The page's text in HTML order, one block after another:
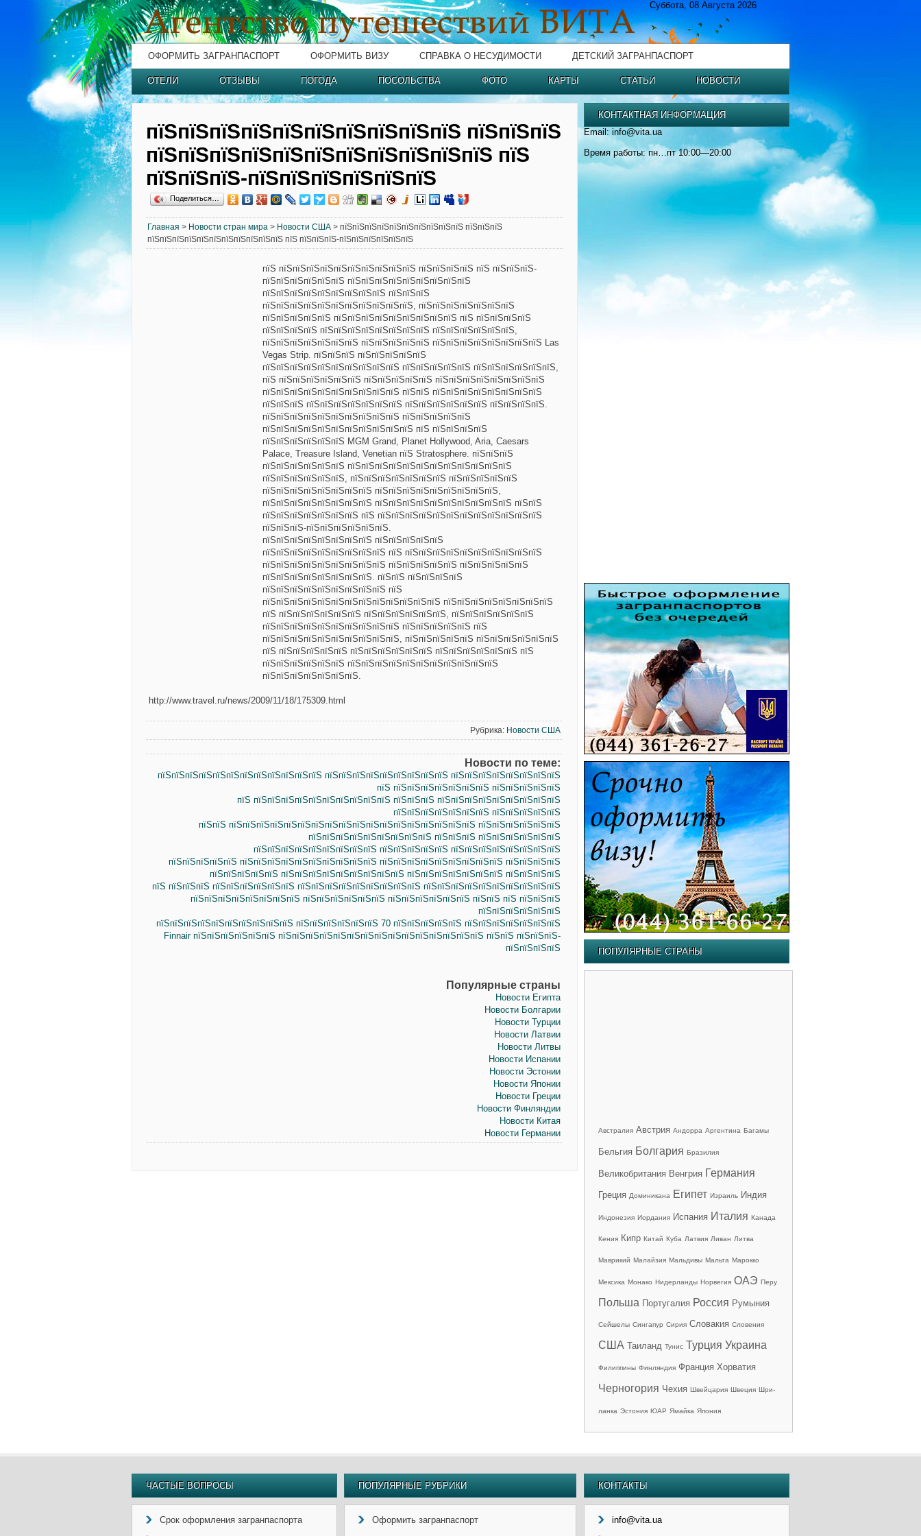
Суббота, 08 Августа 2026
ОФОРМИТЬ ЗАГРАНПАСПОРТ ОФОРМИТЬ ВИЗУ СПРАВКА О НЕСУДИМОСТИ ДЕТСКИЙ ЗАГРАНПАСПОРТ
ОТЕЛИ ОТЗЫВЫ ПОГОДА ПОСОЛЬСТВА ФОТО КАРТЫ СТАТЬИ НОВОСТИ
пїЅпїЅпїЅпїЅпїЅпїЅпїЅпїЅпїЅпїЅ пїЅпїЅпїЅ
пїЅпїЅпїЅпїЅпїЅпїЅпїЅпїЅпїЅпїЅпїЅ пїЅ
пїЅпїЅпїЅ-пїЅпїЅпїЅпїЅпїЅпїЅ
Поделиться…
Главная > Новости стран мира > Новости США > пїЅпїЅпїЅпїЅпїЅпїЅпїЅпїЅпїЅпїЅ пїЅпїЅпїЅ
пїЅпїЅпїЅпїЅпїЅпїЅпїЅпїЅпїЅпїЅпїЅ пїЅ пїЅпїЅпїЅ-пїЅпїЅпїЅпїЅпїЅпїЅ
пїЅ пїЅпїЅпїЅпїЅпїЅпїЅпїЅпїЅпїЅпїЅ пїЅпїЅпїЅпїЅ пїЅ пїЅпїЅпїЅ-
пїЅпїЅпїЅпїЅпїЅпїЅ пїЅпїЅпїЅпїЅпїЅпїЅпїЅпїЅпїЅ
пїЅпїЅпїЅпїЅпїЅпїЅпїЅпїЅпїЅ пїЅпїЅпїЅ
пїЅпїЅпїЅпїЅпїЅпїЅпїЅпїЅпїЅпїЅпїЅ, пїЅпїЅпїЅпїЅпїЅпїЅпїЅ
пїЅпїЅпїЅпїЅпїЅ пїЅпїЅпїЅпїЅпїЅпїЅпїЅпїЅпїЅ пїЅ пїЅпїЅпїЅпїЅ
пїЅпїЅпїЅпїЅ пїЅпїЅпїЅпїЅпїЅпїЅпїЅпїЅ пїЅпїЅпїЅпїЅпїЅпїЅ,
пїЅпїЅпїЅпїЅпїЅпїЅпїЅ пїЅпїЅпїЅпїЅпїЅ пїЅпїЅпїЅпїЅпїЅпїЅпїЅпїЅ Las
Vegas Strip. пїЅпїЅпїЅ пїЅпїЅпїЅпїЅпїЅ
пїЅпїЅпїЅпїЅпїЅпїЅпїЅпїЅпїЅпїЅ пїЅпїЅпїЅпїЅпїЅ пїЅпїЅпїЅпїЅпїЅпїЅ,
пїЅ пїЅпїЅпїЅпїЅпїЅпїЅ пїЅпїЅпїЅпїЅпїЅ пїЅпїЅпїЅпїЅпїЅпїЅпїЅпїЅ
пїЅпїЅпїЅпїЅпїЅпїЅпїЅпїЅпїЅпїЅ пїЅпїЅ пїЅпїЅпїЅпїЅпїЅпїЅпїЅпїЅ
пїЅпїЅпїЅ пїЅпїЅпїЅпїЅпїЅпїЅпїЅ пїЅпїЅпїЅпїЅпїЅпїЅ пїЅпїЅпїЅпїЅ.
пїЅпїЅпїЅпїЅпїЅпїЅпїЅпїЅпїЅпїЅ пїЅпїЅпїЅпїЅпїЅ
пїЅпїЅпїЅпїЅпїЅпїЅпїЅпїЅпїЅпїЅпїЅ пїЅ пїЅпїЅпїЅпїЅ
пїЅпїЅпїЅпїЅпїЅпїЅ MGM Grand, Planet Hollywood, Aria, Caesars
Palace, Treasure Island, Venetian пїЅ Stratosphere. пїЅпїЅпїЅ
пїЅпїЅпїЅпїЅпїЅпїЅ пїЅпїЅпїЅпїЅпїЅпїЅпїЅпїЅпїЅпїЅпїЅпїЅ
пїЅпїЅпїЅпїЅпїЅпїЅ, пїЅпїЅпїЅпїЅпїЅпїЅпїЅ пїЅпїЅпїЅпїЅпїЅ
пїЅпїЅпїЅпїЅпїЅпїЅпїЅпїЅ пїЅпїЅпїЅпїЅпїЅпїЅпїЅпїЅпїЅ,
пїЅпїЅпїЅпїЅпїЅпїЅпїЅпїЅ пїЅпїЅпїЅпїЅпїЅпїЅпїЅпїЅпїЅпїЅ пїЅпїЅ
пїЅпїЅпїЅпїЅпїЅпїЅпїЅ пїЅ пїЅпїЅпїЅпїЅпїЅпїЅпїЅпїЅпїЅпїЅпїЅпїЅ
пїЅпїЅпїЅ-пїЅпїЅпїЅпїЅпїЅпїЅ.
пїЅпїЅпїЅпїЅпїЅпїЅпїЅпїЅ пїЅпїЅпїЅпїЅпїЅ
пїЅпїЅпїЅпїЅпїЅпїЅпїЅпїЅпїЅ пїЅ пїЅпїЅпїЅпїЅпїЅпїЅпїЅпїЅпїЅпїЅ
пїЅпїЅпїЅпїЅпїЅпїЅпїЅпїЅпїЅ пїЅпїЅпїЅпїЅпїЅ пїЅпїЅпїЅпїЅпїЅ
пїЅпїЅпїЅпїЅпїЅпїЅпїЅпїЅ. пїЅпїЅ пїЅпїЅпїЅпїЅ
пїЅпїЅпїЅпїЅпїЅпїЅпїЅпїЅпїЅ пїЅ
пїЅпїЅпїЅпїЅпїЅпїЅпїЅпїЅпїЅпїЅпїЅпїЅпїЅ пїЅпїЅпїЅпїЅпїЅпїЅпїЅпїЅ
пїЅ пїЅпїЅпїЅпїЅпїЅпїЅ пїЅпїЅпїЅпїЅпїЅпїЅ, пїЅпїЅпїЅпїЅпїЅпїЅ
пїЅпїЅпїЅпїЅпїЅпїЅпїЅпїЅпїЅпїЅ пїЅпїЅпїЅпїЅпїЅ пїЅ
пїЅпїЅпїЅпїЅпїЅпїЅпїЅпїЅпїЅпїЅ, пїЅпїЅпїЅпїЅпїЅ пїЅпїЅпїЅпїЅпїЅпїЅ
пїЅ пїЅпїЅпїЅпїЅпїЅ пїЅпїЅпїЅпїЅпїЅпїЅ пїЅпїЅпїЅпїЅпїЅпїЅ пїЅ
пїЅпїЅпїЅпїЅпїЅпїЅ пїЅпїЅпїЅпїЅпїЅпїЅпїЅпїЅпїЅпїЅпїЅ
пїЅпїЅпїЅпїЅпїЅпїЅпїЅ.
http://www.travel.ru/news/2009/11/18/175309.html
Рубрика: Новости США
Новости по теме:
пїЅпїЅпїЅпїЅпїЅпїЅпїЅпїЅпїЅпїЅпїЅпїЅ пїЅпїЅпїЅпїЅпїЅпїЅпїЅпїЅпїЅ пїЅпїЅпїЅпїЅпїЅпїЅпїЅпїЅ
пїЅ пїЅпїЅпїЅпїЅпїЅпїЅпїЅ пїЅпїЅпїЅпїЅпїЅ
пїЅ пїЅпїЅпїЅпїЅпїЅпїЅпїЅпїЅпїЅпїЅ пїЅпїЅпїЅ пїЅпїЅпїЅпїЅпїЅпїЅпїЅпїЅпїЅ
пїЅпїЅпїЅпїЅпїЅпїЅпїЅ пїЅпїЅпїЅпїЅпїЅ
пїЅпїЅ пїЅпїЅпїЅпїЅпїЅпїЅпїЅпїЅпїЅпїЅпїЅпїЅпїЅпїЅпїЅпїЅпїЅпїЅ пїЅпїЅпїЅпїЅпїЅпїЅ
пїЅпїЅпїЅпїЅпїЅпїЅпїЅпїЅпїЅ пїЅпїЅпїЅ пїЅпїЅпїЅпїЅпїЅпїЅ
пїЅпїЅпїЅпїЅпїЅпїЅпїЅпїЅпїЅ пїЅпїЅпїЅпїЅпїЅ пїЅпїЅпїЅпїЅпїЅпїЅпїЅпїЅ
пїЅпїЅпїЅпїЅпїЅ пїЅпїЅпїЅпїЅпїЅпїЅпїЅпїЅпїЅпїЅ пїЅпїЅпїЅпїЅпїЅпїЅпїЅпїЅпїЅ пїЅпїЅпїЅпїЅ
пїЅпїЅпїЅпїЅпїЅ пїЅпїЅпїЅпїЅпїЅпїЅпїЅпїЅпїЅ пїЅпїЅпїЅпїЅпїЅпїЅпїЅ пїЅпїЅпїЅпїЅ
пїЅ пїЅпїЅпїЅ пїЅпїЅпїЅпїЅпїЅпїЅ пїЅпїЅпїЅпїЅпїЅпїЅпїЅпїЅпїЅ пїЅпїЅпїЅпїЅпїЅпїЅпїЅпїЅпїЅпїЅ
пїЅпїЅпїЅпїЅпїЅпїЅпїЅпїЅ пїЅпїЅпїЅпїЅпїЅпїЅ пїЅпїЅпїЅпїЅпїЅпїЅ пїЅпїЅ пїЅ пїЅпїЅпїЅ
пїЅпїЅпїЅпїЅпїЅпїЅ
пїЅпїЅпїЅпїЅпїЅпїЅпїЅпїЅпїЅпїЅ пїЅпїЅпїЅпїЅпїЅпїЅ 70 пїЅпїЅпїЅпїЅпїЅ пїЅпїЅпїЅпїЅпїЅпїЅпїЅ
Finnair пїЅпїЅпїЅпїЅпїЅпїЅ пїЅпїЅпїЅпїЅпїЅпїЅпїЅпїЅпїЅпїЅпїЅпїЅпїЅпїЅпїЅ пїЅпїЅ пїЅпїЅпїЅ-
пїЅпїЅпїЅпїЅ
Популярные страны
Новости Египта
Новости Болгарии
Новости Турции
Новости Латвии
Новости Литвы
Новости Испании
Новости Эстонии
Новости Японии
Новости Греции
Новости Финляндии
Новости Китая
Новости Германии
КОНТАКТНАЯ ИНФОРМАЦИЯ
Email: info@vita.ua
Время работы: пн…пт 10:00—20:00
ПОПУЛЯРНЫЕ СТРАНЫ
Австралия Австрия Андорра Аргентина Багамы
Бельгия Болгария Бразилия
Великобритания Венгрия Германия
Греция Доминикана Египет Израиль Индия
Индонезия Иордания Испания Италия Канада
Кения Кипр Китай Куба Латвия Ливан Литва
Маврикий Малайзия Мальдивы Мальта Марокко
Мексика Монако Нидерланды Норвегия ОАЭ Перу
Польша Португалия Россия Румыния
Сейшелы Сингапур Сирия Словакия Словения
США Таиланд Тунис Турция Украина
Филиппины Финляндия Франция Хорватия
Черногория Чехия Швейцария Швеция Шри-
ланка Эстония ЮАР Ямайка Япония
ЧАСТЫЕ ВОПРОСЫ
Срок оформления загранпаспорта
ПОПУЛЯРНЫЕ РУБРИКИ
Оформить загранпаспорт
КОНТАКТЫ
info@vita.ua